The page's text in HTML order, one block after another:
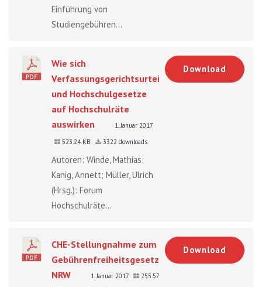
Einführung von
Studiengebühren...
Wie sich
Verfassungsgerichtsurteile
und Hochschulgesetze
auf Hochschulräte
auswirken
1. Januar 2017
523.24 KB
3322 downloads
Autoren: Winde, Mathias;
Kanig, Annett; Müller, Ulrich
(Hrsg.): Forum
Hochschulräte...
Download
CHE-Stellungnahme zum
Gebührenfreiheitsgesetz
NRW
1. Januar 2017
255.57
Download